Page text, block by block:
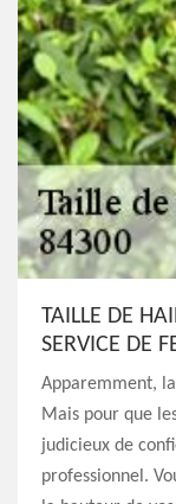
TAILLE DE
SERVICE DE
Apparemment,
Mais pour que
judicieux de
professionnel.